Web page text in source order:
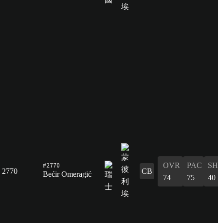
2770
#2770
Bećir Omeragić
CB
OVR
74
PAC
75
40